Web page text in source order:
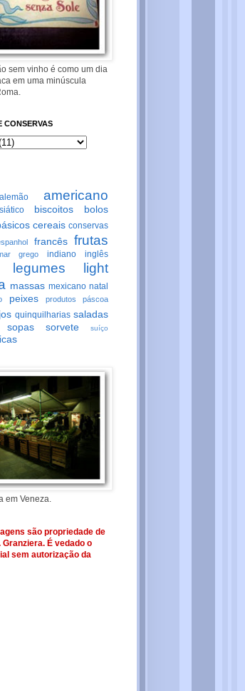
sem vinho é como um dia
em uma minúscula
CONSERVAS
alemão americano
biscoitos
bolos
cereais conservas
francês frutas
grego indiano inglês
legumes
light
massas mexicano natal
peixes produtos páscoa
quinquilharias saladas
sopas sorvete suíço
em Veneza.
são propriedade de
Granziera. É vedado o
sem autorização da